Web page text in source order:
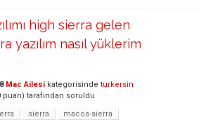
high sierra gelen
yazılım nasıl yüklerim
Mac Ailesi kategorisinde turkersin
puan) tarafından soruldu
sierra
macos-sierra